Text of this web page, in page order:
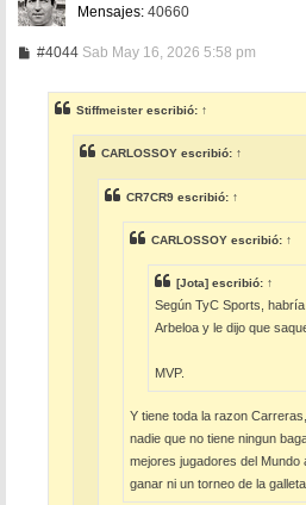
Mensajes: 40660
#4044M
a
j
e
Sab May 16, 2026 5:58 pm
Stiffmeister escribió: ↑
CARLOSSOY escribió: ↑
CR7CR9 escribió: ↑
CARLOSSOY escribió: ↑
[Jota] escribió: ↑
Según TyC Sports,
Arbeloa y le dijo que
MVP.
Y tiene toda la razon
nadie que no tiene ningun
mejores jugadores del
ganar ni un torneo de la galleta.